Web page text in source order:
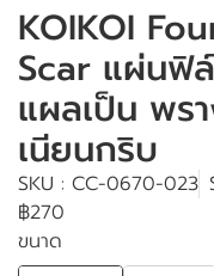
KOIKOI
Scar แผ่นฟิ
แผลเป็น พร
เนียนกริบ
SKU : CC-0670-023
฿270
ขนาด